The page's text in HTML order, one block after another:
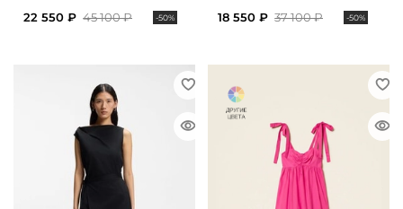
22 550 ₽ 45 100 ₽ -50%
18 550 ₽ 37 100 ₽ -50%